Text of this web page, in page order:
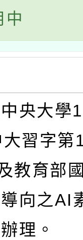
中
央大學
大習字第
教育部
向之AI
理。